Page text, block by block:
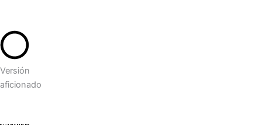
Versión
aficionado